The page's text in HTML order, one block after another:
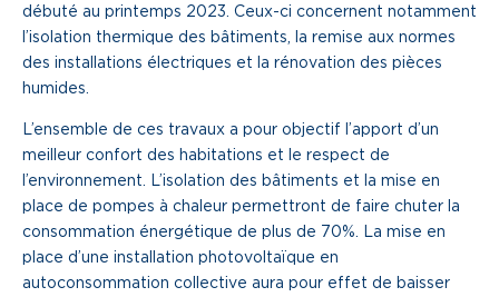
débuté au printemps 2023. Ceux-ci concernent notamment
l’isolation thermique des bâtiments, la remise aux normes
des installations électriques et la rénovation des pièces
humides.
L’ensemble de ces travaux a pour objectif l’apport d’un
meilleur confort des habitations et le respect de
l’environnement. L’isolation des bâtiments et la mise en
place de pompes à chaleur permettront de faire chuter la
consommation énergétique de plus de 70%. La mise en
place d’une installation photovoltaïque en
autoconsommation collective aura pour effet de baisser